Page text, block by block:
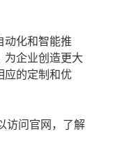
动化和智能推
为企业创造更大
应的定制和优
访问官网，了解